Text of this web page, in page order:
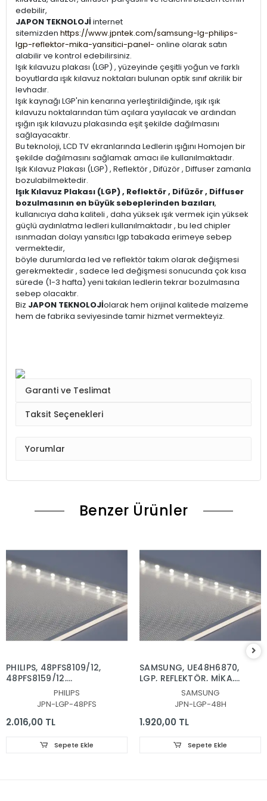
edebilir,
JAPON TEKNOLOJİ internet
sitemizden https://www.jpntek.com/samsung-lg-philips-
lgp-reflektor-mika-yansitici-panel- online olarak satın
alabilir ve kontrol edebilirsiniz.
Işık kılavuzu plakası (LGP) , yüzeyinde çeşitli yoğun ve farklı
boyutlarda ışık kılavuz noktaları bulunan optik sınıf akrilik bir
levhadır.
Işık kaynağı LGP'nin kenarına yerleştirildiğinde, ışık ışık
kılavuzu noktalarından tüm açılara yayılacak ve ardından
ışığın ışık kılavuzu plakasında eşit şekilde dağılmasını
sağlayacaktır.
Bu teknoloji, LCD TV ekranlarında Ledlerin ışığını Homojen bir
şekilde dağılmasını sağlamak amacı ile kullanılmaktadır.
Işık Kılavuz Plakası (LGP) , Reflektör , Difüzör , Diffuser zamanla
bozulabilmektedir.
Işık Kılavuz Plakası (LGP) , Reflektör , Difüzör , Diffuser
bozulmasının en büyük sebeplerinden bazıları,
kullanıcıya daha kaliteli , daha yüksek ışık vermek için yüksek
güçlü aydınlatma ledleri kullanılmaktadır , bu led chipler
ısınmadan dolayı yansıtıcı lgp tabakada erimeye sebep
vermektedir,
böyle durumlarda led ve reflektör takım olarak değişmesi
gerekmektedir , sadece led değişmesi sonucunda çok kısa
sürede (1-3 hafta) yeni takılan ledlerin tekrar bozulmasına
sebep olacaktır.
Biz JAPON TEKNOLOJİolarak hem orijinal kalitede malzeme
hem de fabrika seviyesinde tamir hizmet vermekteyiz.
Garanti ve Teslimat
Taksit Seçenekleri
Yorumlar
Benzer Ürünler
PHILIPS, 48PFS8109/12,
48PFS8159/12,
REFLEKTOR, DİFÜZÖR,
LGP, BACKLIGHT PLEKSİ,
IŞIK YANSITICI TABAKA
PHILIPS
JPN-LGP-48PFS
2.016,00 TL
Sepete Ekle
SAMSUNG, UE48H6870,
LGP, REFLEKTÖR, MİKA,
DİFÜZÖR,VH80-
480SMA-R2, VH80-
480SMB-R2, BN96-
30655A, BN96-30654A,
SAMSUNG
JPN-LGP-48H
1.920,00 TL
Sepete Ekle